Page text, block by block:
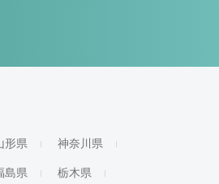
形県 神奈川県
島県 栃木県